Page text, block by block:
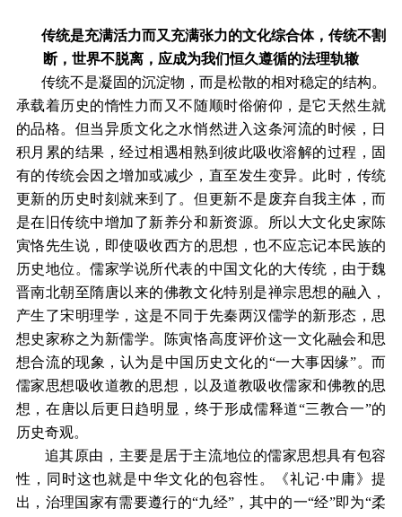
传统是充满活力而又充满张力的文化综合体，传统不割
断，世界不脱离，应成为我们恒久遵循的法理轨辙
传统不是凝固的沉淀物，而是松散的相对稳定的结构。
承载着历史的惰性力而又不随顺时俗俯仰，是它天然生就
的品格。但当异质文化之水悄然进入这条河流的时候，日
积月累的结果，经过相遇相熟到彼此吸收溶解的过程，固
有的传统会因之增加或减少，直至发生变异。此时，传统
更新的历史时刻就来到了。但更新不是废弃自我主体，而
是在旧传统中增加了新养分和新资源。所以大文化史家陈
寅恪先生说，即使吸收西方的思想，也不应忘记本民族的
历史地位。儒家学说所代表的中国文化的大传统，由于魏
晋南北朝至隋唐以来的佛教文化特别是禅宗思想的融入，
产生了宋明理学，这是不同于先秦两汉儒学的新形态，思
想史家称之为新儒学。陈寅恪高度评价这一文化融会和思
想合流的现象，认为是中国历史文化的“一大事因缘”。而
儒家思想吸收道教的思想，以及道教吸收儒家和佛教的思
想，在唐以后更日趋明显，终于形成儒释道“三教合一”的
历史奇观。
追其原由，主要是居于主流地位的儒家思想具有包容
性，同时这也就是中华文化的包容性。《礼记·中庸》提
出，治理国家有需要遵行的“九经”，其中的一“经”即为“柔